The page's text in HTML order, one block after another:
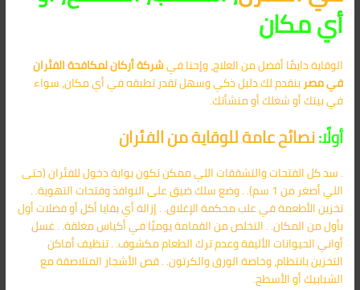
أي مكان
الوقاية دايمًا أفضل من العلاج، وإحنا فيشركة أركان لمكافحة الفئران
في مصربنقدم لك دليل ذكي وسهل تقدر تطبقه في أي مكان، سواء
في بيتك أو شغلك أو منشأتك.
أولًا:نصائح عامة للوقاية من الفئران
. سد كل الفتحات والتشققات اللي ممكن تكون بوابة دخول للفئران (حتى
اللي أصغر من 1 سم). . وضع سلك ضيق على النوافذ وفتحات التهوية. .
تخزين الأطعمة في علب محكمة الإغلاق. . إزالة أي بقايا أكل أو فضلات أول
بأول من المكان. . التخلص من القمامة يوميًا في أكياس مغلقة. . غسل
أواني الحيوانات الأليفة وعدم ترك الطعام مكشوف. . تنظيف أماكن
التخزين بانتظام، وخاصة الورق والكرتون. . قص الأشجار المتلاصقة مع
الشبابيك أو الأسطح.